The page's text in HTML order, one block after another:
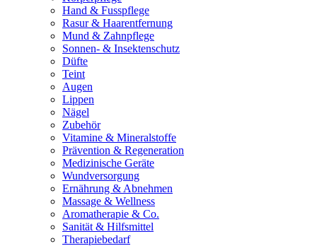
Hand & Fusspflege
Rasur & Haarentfernung
Mund & Zahnpflege
Sonnen- & Insektenschutz
Düfte
Teint
Augen
Lippen
Nägel
Zubehör
Vitamine & Mineralstoffe
Prävention & Regeneration
Medizinische Geräte
Wundversorgung
Ernährung & Abnehmen
Massage & Wellness
Aromatherapie & Co.
Sanität & Hilfsmittel
Therapiebedarf